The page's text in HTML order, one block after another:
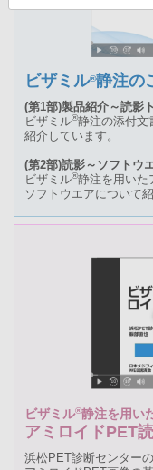
ビザミル®静注の
(第1部)製品紹介～読影
ビザミル®静注の添付文
紹介しています。
(第2部)読影～ソフトウ
ビザミル®静注を用いた
ソフトウエアについて
ビザミル®静注を用い
アミロイドPET
浜松PET診断センター